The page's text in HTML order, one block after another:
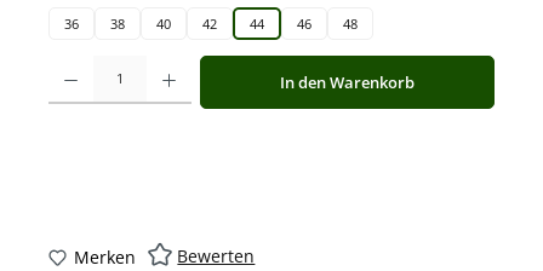
36 38 40 42 44 46 48
Produkt Anzahl: Gib den gewünschten Wert ein oder benutze die
In den Warenkorb
Merken Bewerten